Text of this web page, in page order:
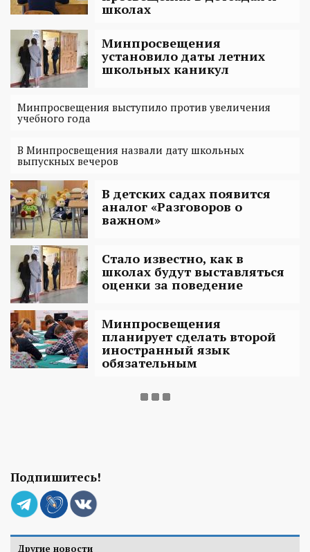
школах
Минпросвещения
установило даты летних
школьных каникул
Минпросвещения выступило против увеличения
учебного года
В Минпросвещения назвали дату школьных
выпускных вечеров
В детских садах появится
аналог «Разговоров о
важном»
Стало известно, как в
школах будут выставляться
оценки за поведение
Минпросвещения
планирует сделать второй
иностранный язык
обязательным
Подпишитесь!
Другие новости